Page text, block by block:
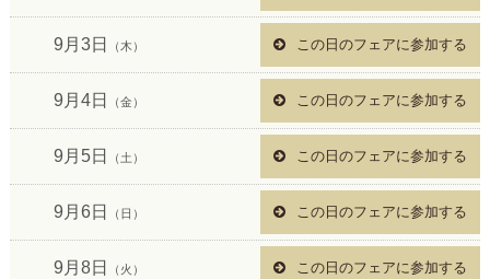
9月3日 （木） この日のフェアに参加する
9月4日 （金） この日のフェアに参加する
9月5日 （土） この日のフェアに参加する
9月6日 （日） この日のフェアに参加する
9月8日 （火） この日のフェアに参加する